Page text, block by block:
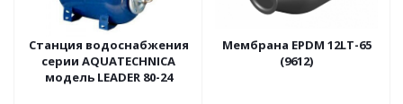
Станция водоснабжения
серии AQUATECHNICA
модель LEADER 80-24
Мембрана EPDM 12LT-65
(9612)